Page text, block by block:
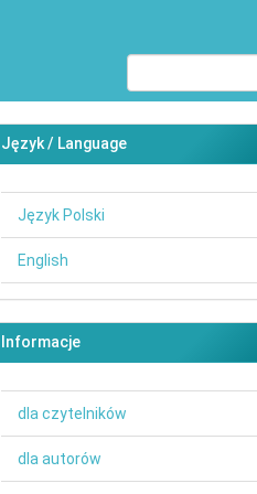
Język / Language
Język Polski
English
Informacje
dla czytelników
dla autorów